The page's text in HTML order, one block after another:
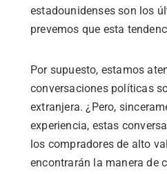
estadounidenses son los
prevemos que esta
Por supuesto, estamos
conversaciones políticas
extranjera. ¿Pero,
experiencia, estas
los compradores de alto
encontrarán la manera de